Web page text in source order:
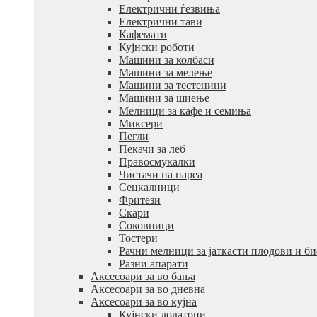
Електрични ѓезвиња
Електрични тави
Кафемати
Кујнски роботи
Машини за колбаси
Машини за мелење
Машини за тестенини
Машини за шиење
Мелници за кафе и семиња
Миксери
Пегли
Пекачи за леб
Правосмукалки
Чистачи на пареа
Сецкалници
Фритези
Скари
Соковници
Тостери
Рачни мелници за јаткасти плодови и
Разни апарати
Аксесоари за во бања
Аксесоари за во дневна
Аксесоари за во кујна
Кујнски додатоци